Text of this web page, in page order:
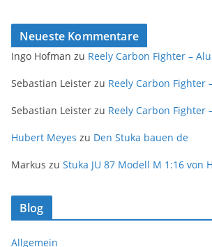
Neueste Kommentare
Ingo Hofman zu Reely Carbon Fighter –
Sebastian Leister zu Reely Carbon Fighter
Sebastian Leister zu Reely Carbon Fighter
Hubert Meyes zu Den Stuka bauen de
Markus zu Stuka JU 87 Modell M 1:16 von
Blog
Allgemein